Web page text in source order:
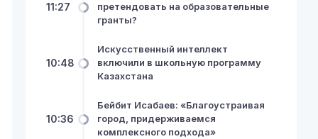
11:27
претендовать на образовательные
гранты?
10:48
Искусственный интеллект
включили в школьную программу
Казахстана
10:36
Бейбит Исабаев: «Благоустраивая
город, придерживаемся
комплексного подхода»